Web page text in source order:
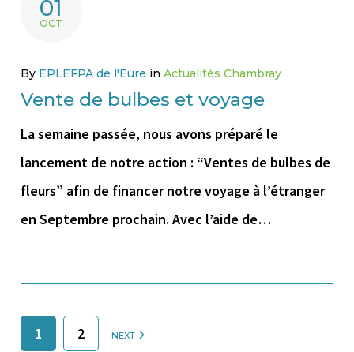
01
OCT
By EPLEFPA de l'Eure in Actualités Chambray
Vente de bulbes et voyage
La semaine passée, nous avons préparé le
lancement de notre action : “Ventes de bulbes de
fleurs” afin de financer notre voyage à l’étranger
en Septembre prochain. Avec l’aide de…
1 2 NEXT